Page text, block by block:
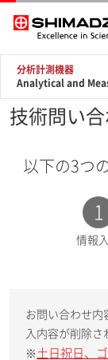
分析計測機器
Analytical and
技術問い合
以下の3つ
1
現
情報
お問い合わせ内
入内容が削除さ
※ 土日祝日、